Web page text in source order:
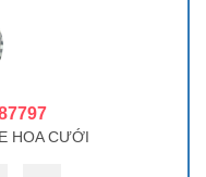
HOA CƯỚI